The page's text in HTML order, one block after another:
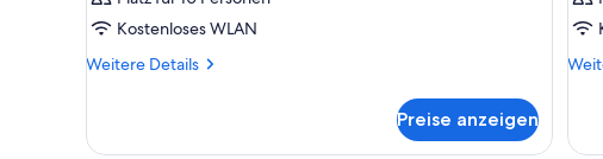
Kostenloses WLAN
Weitere Details
Weitere
Preise anzeigen